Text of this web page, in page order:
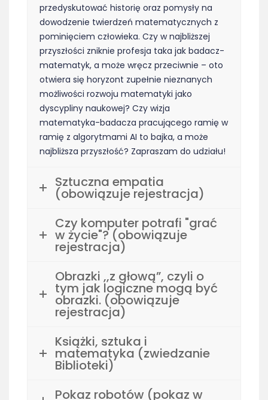
przedyskutować historię oraz pomysły na
dowodzenie twierdzeń matematycznych z
pominięciem człowieka. Czy w najbliższej
przyszłości zniknie profesja taka jak badacz-
matematyk, a może wręcz przeciwnie – oto
otwiera się horyzont zupełnie nieznanych
możliwości rozwoju matematyki jako
dyscypliny naukowej? Czy wizja
matematyka-badacza pracującego ramię w
ramię z algorytmami AI to bajka, a może
najbliższa przyszłość? Zapraszam do udziału!
Sztuczna empatia
(obowiązuje rejestracja)
Czy komputer potrafi "grać
w życie"? (obowiązuje
rejestracja)
Obrazki ,,z głową”, czyli o
tym jak logiczne mogą być
obrazki. (obowiązuje
rejestracja)
Książki, sztuka i
matematyka (zwiedzanie
Biblioteki)
Pokaz robotów (pokaz w